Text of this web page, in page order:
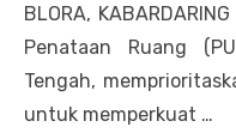
BLORA,
Penataan Ruang
Tengah,
untuk memperkuat …